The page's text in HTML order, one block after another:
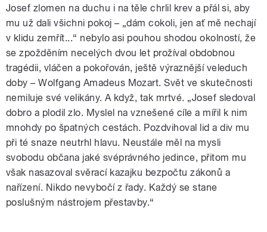
Josef zlomen na duchu i na těle chrlil krev a přál si, aby
mu už dali všichni pokoj – „dám cokoli, jen ať mě nechají
v klidu zemřít...“ nebylo asi pouhou shodou okolností, že
se zpožděním necelých dvou let prožíval obdobnou
tragédii, vláčen a pokořován, ještě výraznější veleduch
doby – Wolfgang Amadeus Mozart. Svět ve skutečnosti
nemiluje své velikány. A když, tak mrtvé. „Josef sledoval
dobro a plodil zlo. Myslel na vznešené cíle a mířil k nim
mnohdy po špatných cestách. Pozdvihoval lid a div mu
při té snaze neutrhl hlavu. Neustále měl na mysli
svobodu občana jaké svéprávného jedince, přitom mu
však nasazoval svěrací kazajku bezpočtu zákonů a
nařízení. Nikdo nevybočí z řady. Každý se stane
poslušným nástrojem přestavby.“